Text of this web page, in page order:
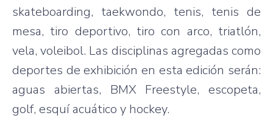
skateboarding, taekwondo, tenis, tenis de
mesa, tiro deportivo, tiro con arco, triatlón,
vela, voleibol. Las disciplinas agregadas como
deportes de exhibición en esta edición serán:
aguas abiertas, BMX Freestyle, escopeta,
golf, esquí acuático y hockey.